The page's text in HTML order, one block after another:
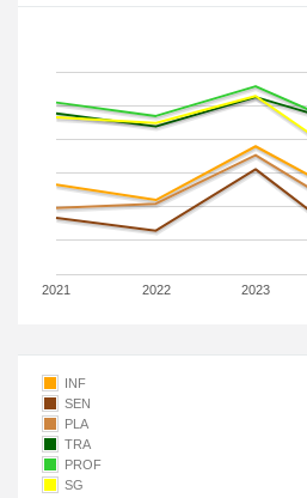
2021 2022 2023
INF
SEN
PLA
TRA
PROF
SG